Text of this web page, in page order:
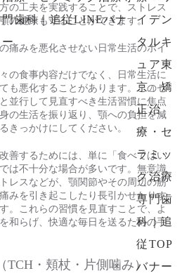
の工夫を実践することで、ストレス
の健康も守ることができます。
痛みを悪化させない日常生活のポイ
の食事内容だけでなく、日常生活に
も悪化することがあります。このセ
並行して見直すべき生活習慣に焦点
の生活を振り返り、顎への負担を減
きっかけにしてください。
善するためには、単に「食べてはい
は不十分な場合が多いです。無意識
レスなどが、顎関節やその周辺の筋
みを引き起こしたり長引かせたりす
。これらの習慣を見直すことで、よ
和らげ、快適な毎日を送るための手
TCH・頬杖・片側噛み）